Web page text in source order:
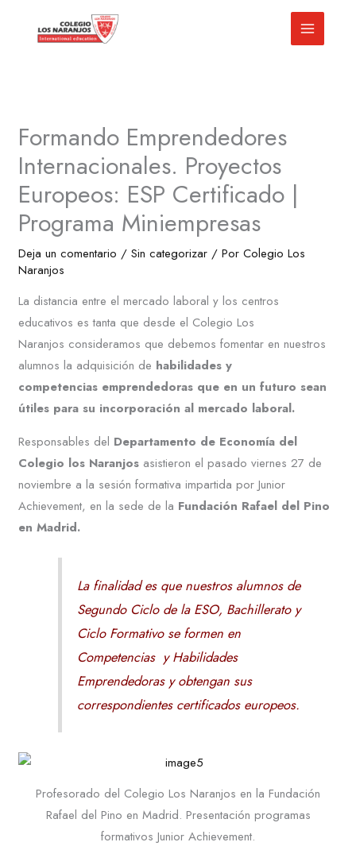
Formando Emprendedores
Internacionales. Proyectos
Europeos: ESP Certificado |
Programa Miniempresas
Deja un comentario /Sin categorizar / PorColegio Los
Naranjos
La distancia entre el mercado laboral y los centros
educativos es tanta que desde el Colegio Los
Naranjos consideramos que debemos fomentar en nuestros
alumnos la adquisición de habilidades y
competencias emprendedoras que en un futuro sean
útiles para su incorporación al mercado laboral.
Responsables del Departamento de Economía del
Colegio los Naranjos asistieron el pasado viernes 27 de
noviembre a la sesión formativa impartida por Junior
Achievement, en la sede de la Fundación Rafael del Pino
en Madrid.
La finalidad es que nuestros alumnos de
Segundo Ciclo de la ESO, Bachillerato y
Ciclo Formativo se formen en
Competencias y Habilidades
Emprendedoras y obtengan sus
correspondientes certificados europeos.
Profesorado del Colegio Los Naranjos en la Fundación
Rafael del Pino en Madrid. Presentación programas
formativos Junior Achievement.